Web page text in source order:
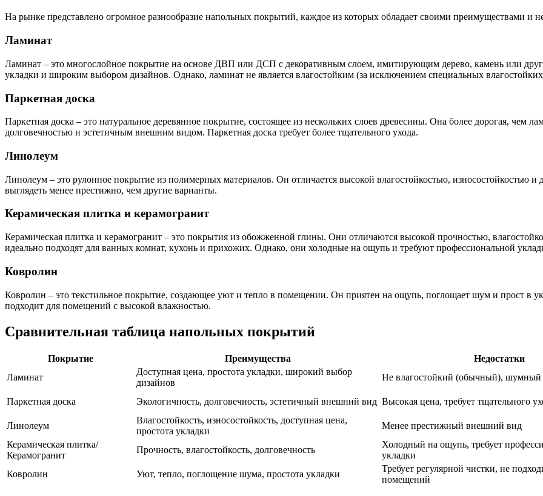
На рынке представлено огромное разнообразие напольных покрытий, каждое из которых обладает своими преимуществами и
Ламинат
Ламинат – это многослойное покрытие на основе ДВП или ДСП с декоративным слоем, имитирующим дерево, камень или
укладки и широким выбором дизайнов. Однако, ламинат не является влагостойким (за исключением специальных
Паркетная доска
Паркетная доска – это натуральное деревянное покрытие, состоящее из нескольких слоев древесины. Она более дорогая, чем
долговечностью и эстетичным внешним видом. Паркетная доска требует более тщательного ухода.
Линолеум
Линолеум – это рулонное покрытие из полимерных материалов. Он отличается высокой влагостойкостью, износостойкостью
выглядеть менее престижно, чем другие варианты.
Керамическая плитка и керамогранит
Керамическая плитка и керамогранит – это покрытия из обожженной глины. Они отличаются высокой прочностью,
идеально подходят для ванных комнат, кухонь и прихожих. Однако, они холодные на ощупь и требуют профессиональной
Ковролин
Ковролин – это текстильное покрытие, создающее уют и тепло в помещении. Он приятен на ощупь, поглощает шум и прост в
подходит для помещений с высокой влажностью.
Сравнительная таблица напольных покрытий
Покрытие Преимущества Недостатки
Ламинат
Доступная цена, простота укладки, широкий выбор
дизайнов
Не влагостойкий (обычный), шумный
Паркетная доска Экологичность, долговечность, эстетичный внешний вид Высокая цена, требует тщательного
Линолеум
Влагостойкость, износостойкость, доступная цена,
простота укладки
Менее престижный внешний вид
Керамическая плитка/
Керамогранит
Прочность, влагостойкость, долговечность
Холодный на ощупь, требует
укладки
Ковролин
Уют, тепло, поглощение шума, простота укладки
Требует регулярной чистки, не
помещений